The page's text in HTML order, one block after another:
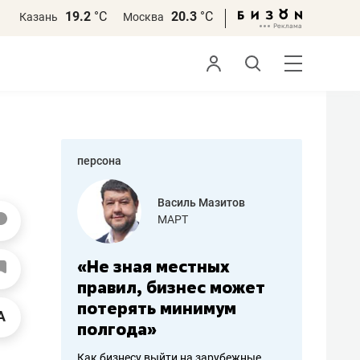
Казань 19.2 °С Москва 20.3 °С
персона
работа
Василь Мазитов
МАРТ
«Не зная местных
правил, бизнес может
потерять минимум
полгода»